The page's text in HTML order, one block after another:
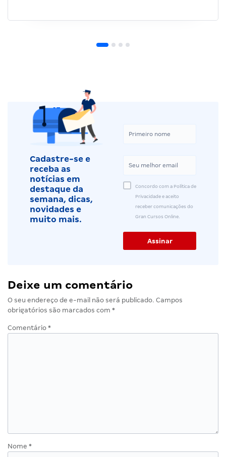
Cadastre-se e
receba as
notícias em
destaque da
semana, dicas,
novidades e
muito mais.
Concordo com a Política de
Privacidade e aceito
receber comunicações do
Gran Cursos Online.
Deixe um comentário
O seu endereço de e-mail não será publicado. Campos
obrigatórios são marcados com *
Comentário *
Nome *